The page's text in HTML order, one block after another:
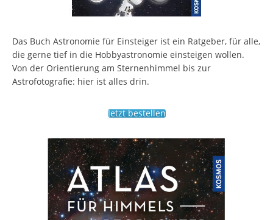
Das Buch Astronomie für Einsteiger ist ein Ratgeber, für alle,
die gerne tief in die Hobbyastronomie einsteigen wollen.
Von der Orientierung am Sternenhimmel bis zur
Astrofotografie: hier ist alles drin.
Jetzt bestellen